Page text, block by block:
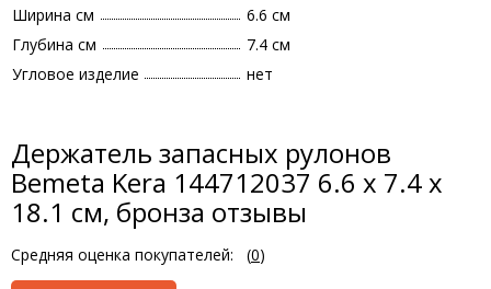
Ширина см
6.6 см
Глубина см
7.4 см
Угловое изделие
нет
Держатель запасных рулонов
Bemeta Kera 144712037 6.6 x 7.4 x
18.1 см, бронза отзывы
Средняя оценка покупателей: (0)